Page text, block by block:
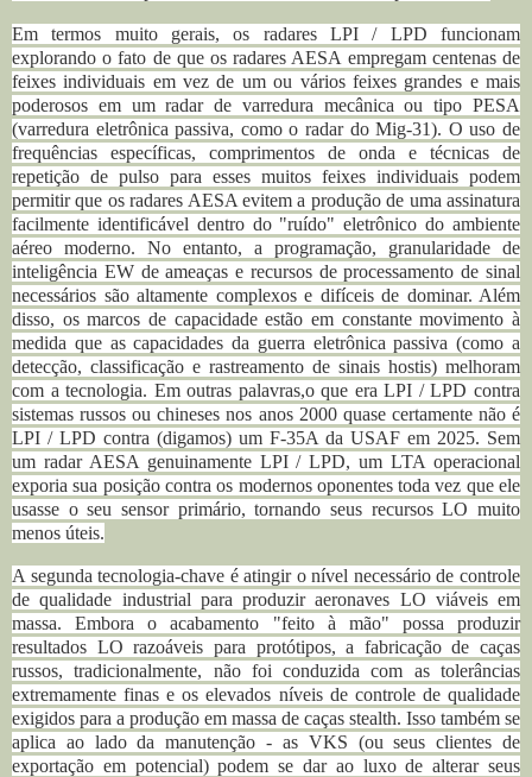
Em termos muito gerais, os radares LPI / LPD funcionam
explorando o fato de que os radares AESA empregam centenas de
feixes individuais em vez de um ou vários feixes grandes e mais
poderosos em um radar de varredura mecânica ou tipo PESA
(varredura eletrônica passiva, como o radar do Mig-31). O uso de
frequências específicas, comprimentos de onda e técnicas de
repetição de pulso para esses muitos feixes individuais podem
permitir que os radares AESA evitem a produção de uma assinatura
facilmente identificável dentro do "ruído" eletrônico do ambiente
aéreo moderno. No entanto, a programação, granularidade de
inteligência EW de ameaças e recursos de processamento de sinal
necessários são altamente complexos e difíceis de dominar. Além
disso, os marcos de capacidade estão em constante movimento à
medida que as capacidades da guerra eletrônica passiva (como a
detecção, classificação e rastreamento de sinais hostis) melhoram
com a tecnologia. Em outras palavras,o que era LPI / LPD contra
sistemas russos ou chineses nos anos 2000 quase certamente não é
LPI / LPD contra (digamos) um F-35A da USAF em 2025. Sem
um radar AESA genuinamente LPI / LPD, um LTA operacional
exporia sua posição contra os modernos oponentes toda vez que ele
usasse o seu sensor primário, tornando seus recursos LO muito
menos úteis.
A segunda tecnologia-chave é atingir o nível necessário de controle
de qualidade industrial para produzir aeronaves LO viáveis ​em
massa. Embora o acabamento "feito à mão" possa produzir
resultados LO razoáveis ​​para protótipos, a fabricação de caças
russos,tradicionalmente,
não foi conduzida com as tolerâncias
extremamente finas e os elevados níveis de controle de qualidade
exigidos para a produção em massa de caças stealth. Isso também se
aplica ao lado da manutenção - as VKS (ou seus clientes de
exportação em potencial) podem se dar ao luxo de alterar seus